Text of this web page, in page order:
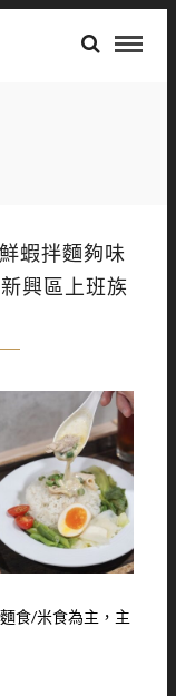
蝦拌麵夠味
興區上班族
食/米食為主，主